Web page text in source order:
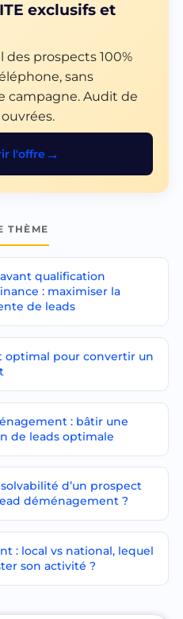
exclusifs et
des prospects 100%
sans
campagne. Audit de
l'offre
THÈME
qualification
: maximiser la
de leads
optimal pour convertir un
: bâtir une
de leads optimale
d’un prospect
déménagement ?
: local vs national, lequel
son activité ?